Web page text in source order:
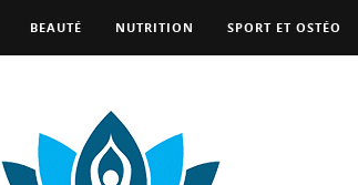
BEAUTÉ NUTRITION SPORT ET OSTÉO